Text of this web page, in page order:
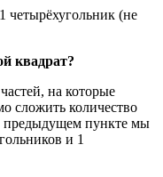
четырёхугольник (не
квадрат?
на которые
сложить количество
предыдущем пункте мы
и 1